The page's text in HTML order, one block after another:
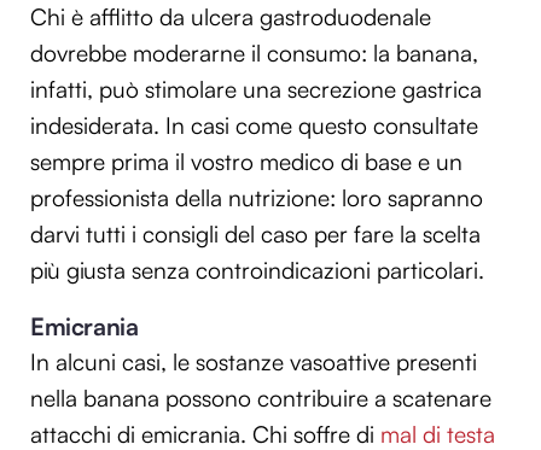
Chi è afflitto da ulcera gastroduodenale
dovrebbe moderarne il consumo: la banana,
infatti, può stimolare una secrezione gastrica
indesiderata. In casi come questo consultate
sempre prima il vostro medico di base e un
professionista della nutrizione: loro sapranno
darvi tutti i consigli del caso per fare la scelta
più giusta senza controindicazioni particolari.
Emicrania
In alcuni casi, le sostanze vasoattive presenti
nella banana possono contribuire a scatenare
attacchi di emicrania. Chi soffre di mal di testa